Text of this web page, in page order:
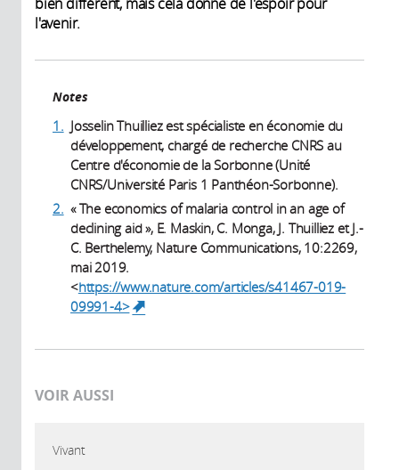
l'avenir.
Notes
1. Josselin Thuilliez est spécialiste en économie du
développement, chargé de recherche CNRS au
Centre d'économie de la Sorbonne (Unité
CNRS/Université Paris 1 Panthéon-Sorbonne).
2. « The economics of malaria control in an age of
declining aid », E. Maskin, C. Monga, J. Thuilliez et J.-
C. Berthelemy, Nature Communications, 10:2269,
mai 2019.
<https://www.nature.com/articles/s41467-019-
09991-4>
VOIR AUSSI
Vivant